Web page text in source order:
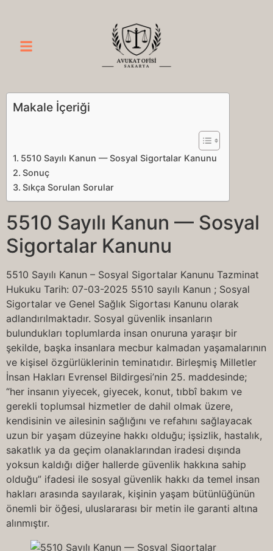
Makale İçeriği
5510 Sayılı Kanun — Sosyal Sigortalar Kanunu
Sonuç
Sıkça Sorulan Sorular
5510 Sayılı Kanun — Sosyal
Sigortalar Kanunu
5510 Sayılı Kanun – Sosyal Sigortalar Kanunu Tazminat
Hukuku Tarih: 07-03-2025 5510 sayılı Kanun ; Sosyal
Sigortalar ve Genel Sağlık Sigortası Kanunu olarak
adlandırılmaktadır. Sosyal güvenlik insanların
bulundukları toplumlarda insan onuruna yaraşır bir
şekilde, başka insanlara mecbur kalmadan yaşamalarının
ve kişisel özgürlüklerinin teminatıdır. Birleşmiş Milletler
İnsan Hakları Evrensel Bildirgesi’nin 25. maddesinde;
“her insanın yiyecek, giyecek, konut, tıbbî bakım ve
gerekli toplumsal hizmetler de dahil olmak üzere,
kendisinin ve ailesinin sağlığını ve refahını sağlayacak
uzun bir yaşam düzeyine hakkı olduğu; işsizlik, hastalık,
sakatlık ya da geçim olanaklarından iradesi dışında
yoksun kaldığı diğer hallerde güvenlik hakkına sahip
olduğu” ifadesi ile sosyal güvenlik hakkı da temel insan
hakları arasında sayılarak, kişinin yaşam bütünlüğünün
önemli bir öğesi, uluslararası bir metin ile garanti altına
alınmıştır.